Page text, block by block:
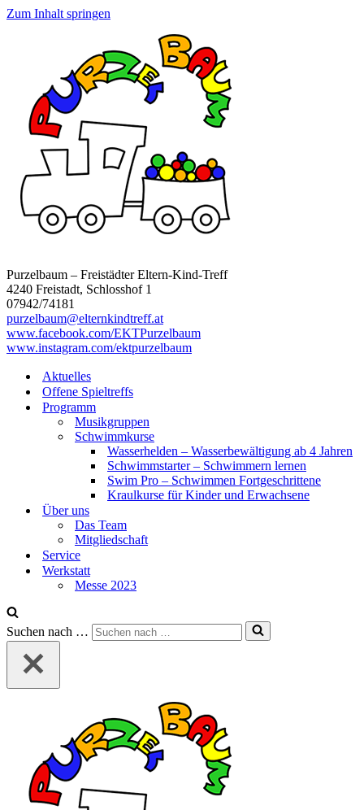
Zum Inhalt springen
Purzelbaum – Freistädter Eltern-Kind-Treff
4240 Freistadt, Schlosshof 1
07942/74181
purzelbaum@elternkindtreff.at
www.facebook.com/EKTPurzelbaum
www.instagram.com/ektpurzelbaum
Aktuelles
Offene Spieltreffs
Programm
Musikgruppen
Schwimmkurse
Wasserhelden – Wasserbewältigung ab 4 Jahren
Schwimmstarter – Schwimmern lernen
Swim Pro – Schwimmen Fortgeschrittene
Kraulkurse für Kinder und Erwachsene
Über uns
Das Team
Mitgliedschaft
Service
Werkstatt
Messe 2023
Suchen nach …